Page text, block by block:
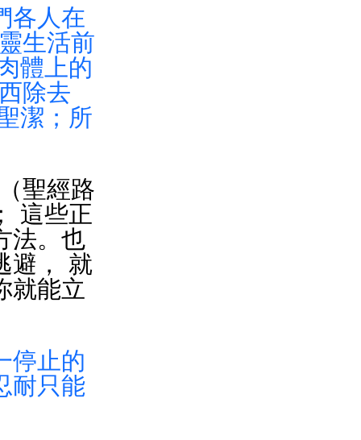
各人在
生活前
體上的
除去
潔；所
聖經路
這些正
法。也
， 就
就能立
停止的
耐只能